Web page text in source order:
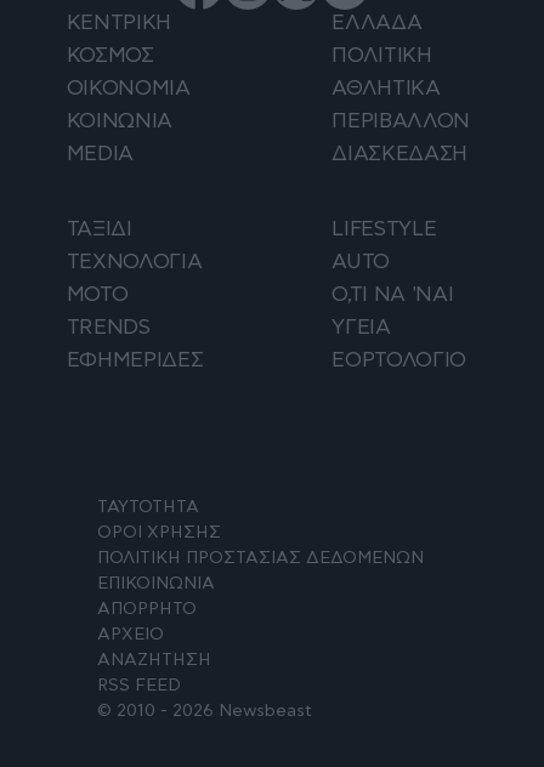
ΚΕΝΤΡΙΚΗ
ΕΛΛΑΔΑ
ΚΟΣΜΟΣ
ΠΟΛΙΤΙΚΗ
ΟΙΚΟΝΟΜΙΑ
ΑΘΛΗΤΙΚΑ
ΚΟΙΝΩΝΙΑ
ΠΕΡΙΒΑΛΛΟΝ
MEDIA
ΔΙΑΣΚΕΔΑΣΗ
ΤΑΞΙΔΙ
LIFESTYLE
ΤΕΧΝΟΛΟΓΙΑ
AUTO
ΜΟΤΟ
Ο,ΤΙ ΝΑ 'ΝΑΙ
TRENDS
ΥΓΕΙΑ
ΕΦΗΜΕΡΙΔΕΣ
ΕΟΡΤΟΛΟΓΙΟ
ΤΑΥΤΟΤΗΤΑ
ΟΡΟΙ ΧΡΗΣΗΣ
ΠΟΛΙΤΙΚΗ ΠΡΟΣΤΑΣΙΑΣ ΔΕΔΟΜΕΝΩΝ
ΕΠΙΚΟΙΝΩΝΙΑ
ΑΠΟΡΡΗΤΟ
ΑΡΧΕΙΟ
ΑΝΑΖΗΤΗΣΗ
RSS FEED
© 2010 - 2026 Newsbeast